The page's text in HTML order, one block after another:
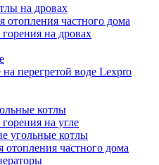
на дровах
отопления частного дома
на дровах
перегретой воде Lexpro
котлы
на угле
угольные котлы
отопления частного дома